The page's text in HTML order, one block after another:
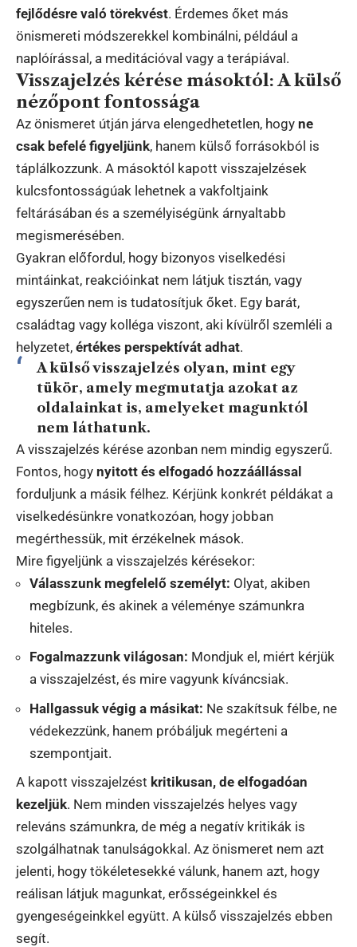
fejlődésre való törekvést. Érdemes őket más
önismereti módszerekkel kombinálni, például a
naplóírással, a meditációval vagy a terápiával.
Visszajelzés kérése másoktól: A külső
nézőpont fontossága
Az önismeret útján járva elengedhetetlen, hogy ne
csak befelé figyeljünk, hanem külső forrásokból is
táplálkozzunk. A másoktól kapott visszajelzések
kulcsfontosságúak lehetnek a vakfoltjaink
feltárásában és a személyiségünk árnyaltabb
megismerésében.
Gyakran előfordul, hogy bizonyos viselkedési
mintáinkat, reakcióinkat nem látjuk tisztán, vagy
egyszerűen nem is tudatosítjuk őket. Egy barát,
családtag vagy kolléga viszont, aki kívülről szemléli a
helyzetet, értékes perspektívát adhat.
A külső visszajelzés olyan, mint egy
tükör, amely megmutatja azokat az
oldalainkat is, amelyeket magunktól
nem láthatunk.
A visszajelzés kérése azonban nem mindig egyszerű.
Fontos, hogy nyitott és elfogadó hozzáállással
forduljunk a másik félhez. Kérjünk konkrét példákat a
viselkedésünkre vonatkozóan, hogy jobban
megérthessük, mit érzékelnek mások.
Mire figyeljünk a visszajelzés kérésekor:
Válasszunk megfelelő személyt: Olyat, akiben
megbízunk, és akinek a véleménye számunkra
hiteles.
Fogalmazzunk világosan: Mondjuk el, miért kérjük
a visszajelzést, és mire vagyunk kíváncsiak.
Hallgassuk végig a másikat: Ne szakítsuk félbe, ne
védekezzünk, hanem próbáljuk megérteni a
szempontjait.
A kapott visszajelzést kritikusan, de elfogadóan
kezeljük. Nem minden visszajelzés helyes vagy
releváns számunkra, de még a negatív kritikák is
szolgálhatnak tanulságokkal. Az önismeret nem azt
jelenti, hogy tökéletesekké válunk, hanem azt, hogy
reálisan látjuk magunkat, erősségeinkkel és
gyengeségeinkkel együtt. A külső visszajelzés ebben
segít.